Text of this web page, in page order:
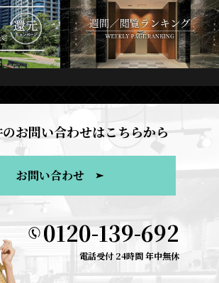
お問い合わせはこちらから
お問い合わせ
0120-139-692
電話受付 24時間 年中無休